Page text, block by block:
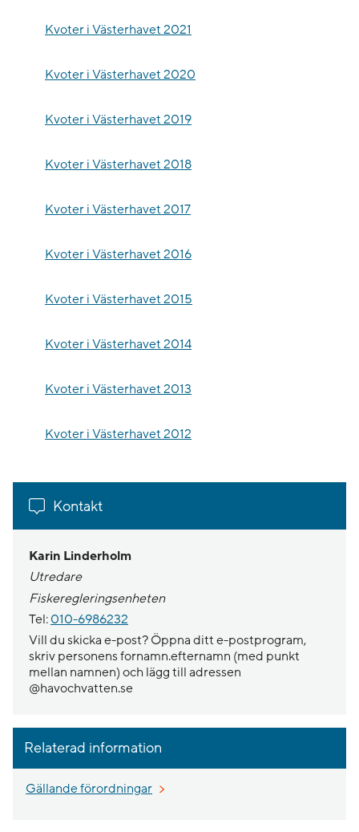
Kvoter i Västerhavet 2021
Kvoter i Västerhavet 2020
Kvoter i Västerhavet 2019
Kvoter i Västerhavet 2018
Kvoter i Västerhavet 2017
Kvoter i Västerhavet 2016
Kvoter i Västerhavet 2015
Kvoter i Västerhavet 2014
Kvoter i Västerhavet 2013
Kvoter i Västerhavet 2012
Kontakt
Karin Linderholm
Utredare
Fiskeregleringsenheten
Tel: 010-6986232
Vill du skicka e-post? Öppna ditt e-postprogram,
skriv personens fornamn.efternamn (med punkt
mellan namnen) och lägg till adressen
@havochvatten.se
Relaterad information
Gällande förordningar